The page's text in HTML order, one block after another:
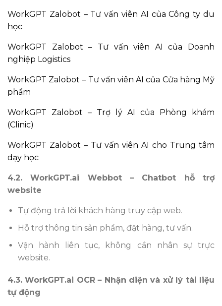
WorkGPT Zalobot – Tư vấn viên AI của Công ty du
học
WorkGPT Zalobot – Tư vấn viên AI của Doanh
nghiệp Logistics
WorkGPT Zalobot – Tư vấn viên AI của Cửa hàng Mỹ
phẩm
WorkGPT Zalobot – Trợ lý AI của Phòng khám
(Clinic)
WorkGPT Zalobot – Tư vấn viên AI cho Trung tâm
dạy học
4.2. WorkGPT.ai Webbot – Chatbot hỗ trợ
website
Tự động trả lời khách hàng truy cập web.
Hỗ trợ thông tin sản phẩm, đặt hàng, tư vấn.
Vận hành liên tục, không cần nhân sự trực
website.
4.3. WorkGPT.ai OCR – Nhận diện và xử lý tài liệu
tự động